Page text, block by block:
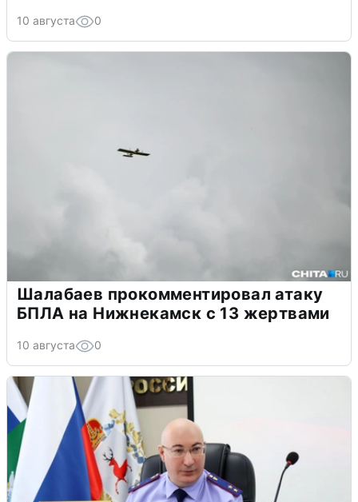
10 августа 0
Шалабаев прокомментировал атаку
БПЛА на Нижнекамск с 13 жертвами
10 августа 0